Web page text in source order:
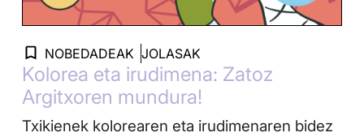
NOBEDADEAK JOLASAK
Kolorea eta irudimena: Zatoz
Argitxoren mundura!
Txikienek kolorearen eta irudimenaren bidez